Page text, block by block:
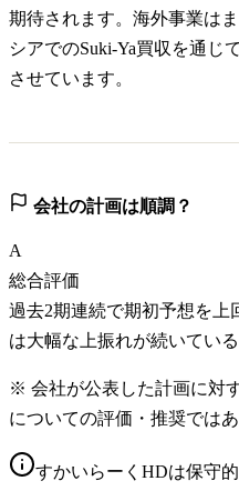
期待されます。海外事業は
シアでのSuki-Ya買収を通じ
させています。
会社の計画は順調？
A
総合評価
過去2期連続で期初予想を上
は大幅な上振れが続いている
※ 会社が公表した計画に対
についての評価・推奨では
すかいらーくHDは保守